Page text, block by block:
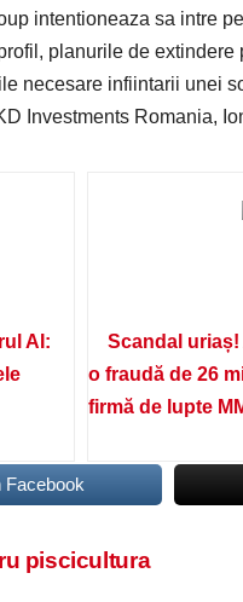
intentioneaza sa intre
planurile de
necesare infiintarii unei
Investments Romania,
AI:
Scandal
o fraudă de 26
firmă de lupte
Facebook
piscicultura